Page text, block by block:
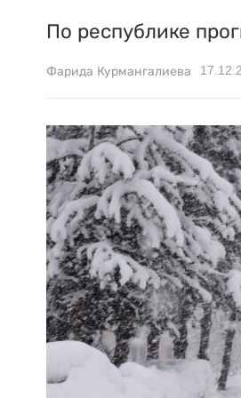
По республике
Фарида Курмангалиева